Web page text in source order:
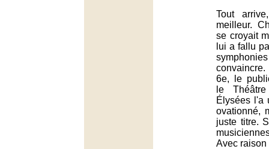
Tout
meilleur.
se croyait
lui a fallu
6e, le
le
Élysées l'a
ovationné,
juste titre.
Avec raison